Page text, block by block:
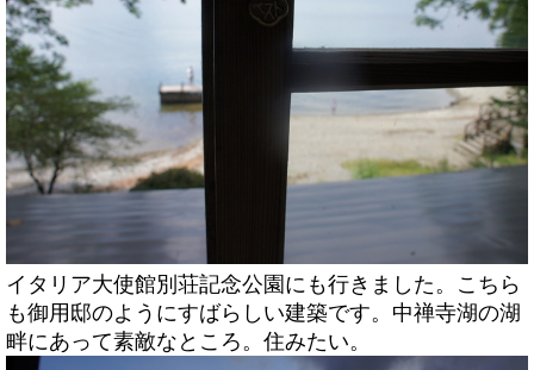
イタリア大使館別荘記念公園にも行きました。こちら
も御用邸のようにすばらしい建築です。中禅寺湖の湖
畔にあって素敵なところ。住みたい。